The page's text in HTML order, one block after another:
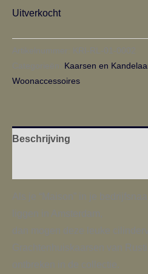
Uitverkocht
Artikelnummer:
KRI-RL-01-0002
Categorieën: Kaarsen en
Woonaccessoires
Beschrijving
Als je “Maison” in je
liggen in Amsterdam,
dan mogen deze leuke
Grachtenhuiskaarsen van
ontbreken in de collectie.